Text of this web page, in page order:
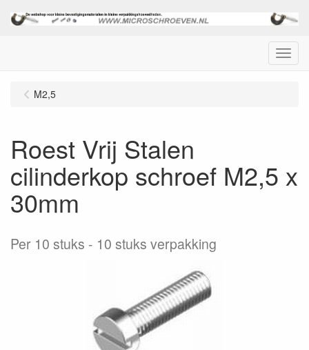
Menu
M2,5
Roest Vrij Stalen
cilinderkop schroef M2,5 x
30mm
Per 10 stuks 10 stuks verpakking